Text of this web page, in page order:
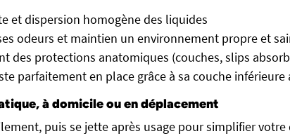
et dispersion homogène des liquides
odeurs et maintien un environnement propre et
des protections anatomiques (couches, slips
parfaitement en place grâce à sa couche
à domicile ou en déplacement
puis se jette après usage pour simplifier